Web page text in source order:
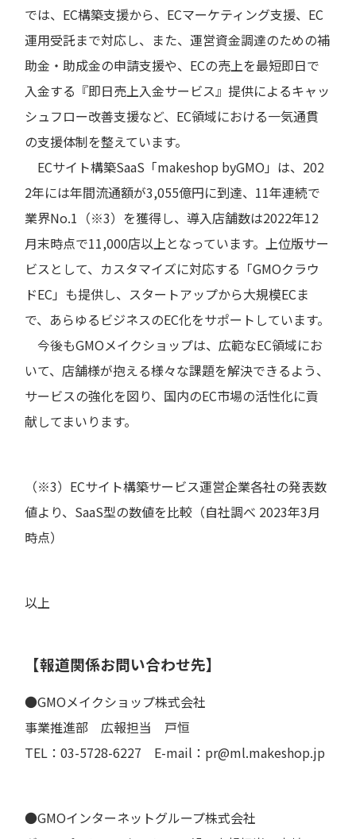
では、EC構築支援から、ECマーケティング支援、EC
運用受託まで対応し、また、運営資金調達のための補
助金・助成金の申請支援や、ECの売上を最短即日で
入金する『即日売上入金サービス』提供によるキャッ
シュフロー改善支援など、EC領域における一気通貫
の支援体制を整えています。
ECサイト構築SaaS「makeshop byGMO」は、202
2年には年間流通額が3,055億円に到達、11年連続で
業界No.1（※3）を獲得し、導入店舗数は2022年12
月末時点で11,000店以上となっています。上位版サー
ビスとして、カスタマイズに対応する「GMOクラウ
ドEC」も提供し、スタートアップから大規模ECま
で、あらゆるビジネスのEC化をサポートしています。
今後もGMOメイクショップは、広範なEC領域にお
いて、店舗様が抱える様々な課題を解決できるよう、
サービスの強化を図り、国内のEC市場の活性化に貢
献してまいります。
（※3）ECサイト構築サービス運営企業各社の発表数
値より、SaaS型の数値を比較（自社調べ 2023年3月
時点）
以上
【報道関係お問い合わせ先】
●GMOメイクショップ株式会社
事業推進部 広報担当 戸恒
TEL：03-5728-6227 E-mail：pr@ml.makeshop.jp
●GMOインターネットグループ株式会社